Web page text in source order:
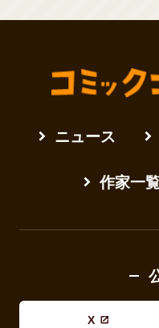
ニュース
作家一
X